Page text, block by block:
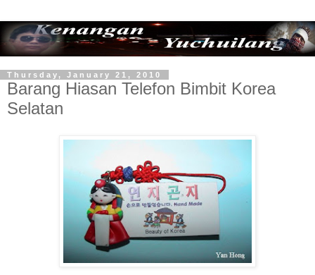
Thursday, January 21, 2010
Barang Hiasan Telefon Bimbit Korea
Selatan